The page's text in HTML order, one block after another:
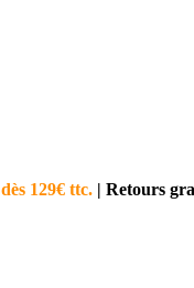
dès 129€ ttc. | Retours